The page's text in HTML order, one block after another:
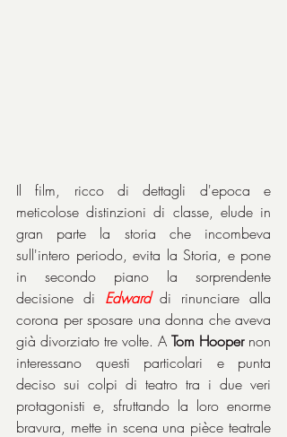
Il film, ricco di dettagli d'epoca e
meticolose distinzioni di classe, elude in
gran parte la storia che incombeva
sull'intero periodo, evita la Storia, e pone
in secondo piano la sorprendente
decisione di Edward di rinunciare alla
corona per sposare una donna che aveva
già divorziato tre volte. A Tom Hooper non
interessano questi particolari e punta
deciso sui colpi di teatro tra i due veri
protagonisti e, sfruttando la loro enorme
bravura, mette in scena una pièce teatrale